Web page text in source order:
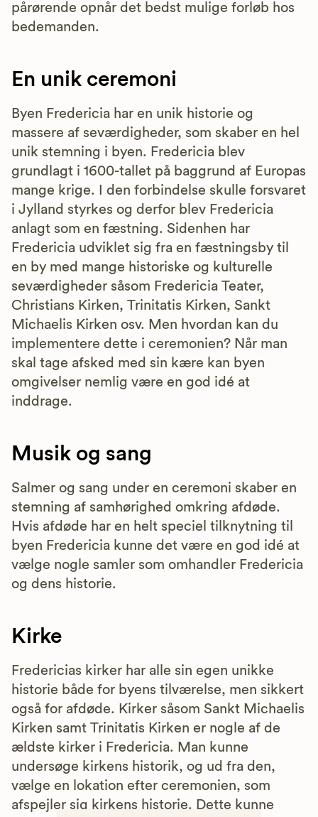
pårørende opnår det bedst mulige forløb hos
bedemanden.
En unik ceremoni
Byen Fredericia har en unik historie og
massere af seværdigheder, som skaber en hel
unik stemning i byen. Fredericia blev
grundlagt i 1600-tallet på baggrund af Europas
mange krige. I den forbindelse skulle forsvaret
i Jylland styrkes og derfor blev Fredericia
anlagt som en fæstning. Sidenhen har
Fredericia udviklet sig fra en fæstningsby til
en by med mange historiske og kulturelle
seværdigheder såsom Fredericia Teater,
Christians Kirken, Trinitatis Kirken, Sankt
Michaelis Kirken osv. Men hvordan kan du
implementere dette i ceremonien? Når man
skal tage afsked med sin kære kan byen
omgivelser nemlig være en god idé at
inddrage.
Musik og sang
Salmer og sang under en ceremoni skaber en
stemning af samhørighed omkring afdøde.
Hvis afdøde har en helt speciel tilknytning til
byen Fredericia kunne det være en god idé at
vælge nogle samler som omhandler Fredericia
og dens historie.
Kirke
Fredericias kirker har alle sin egen unikke
historie både for byens tilværelse, men sikkert
også for afdøde. Kirker såsom Sankt Michaelis
Kirken samt Trinitatis Kirken er nogle af de
ældste kirker i Fredericia. Man kunne
undersøge kirkens historik, og ud fra den,
vælge en lokation efter ceremonien, som
afspejler sig kirkens historie. Dette kunne